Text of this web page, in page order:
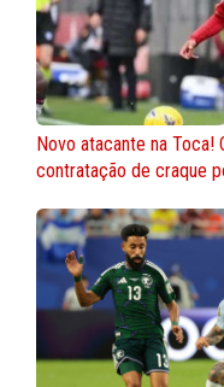
Novo atacante na Toca!
contratação de craque